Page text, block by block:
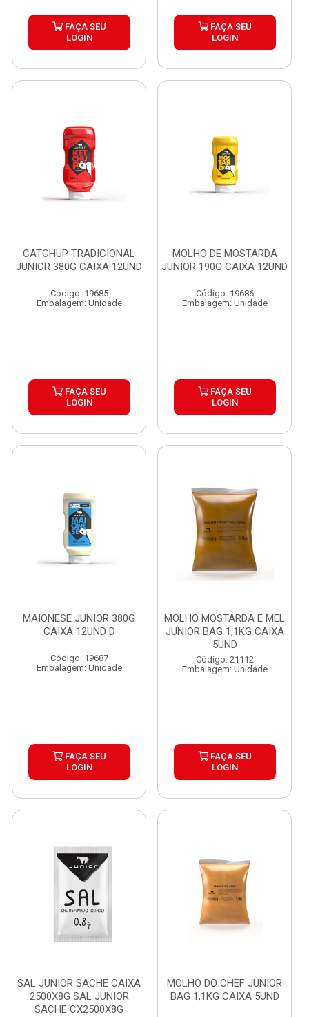
FAÇA SEU
LOGIN
FAÇA SEU
LOGIN
CATCHUP TRADICIONAL
JUNIOR 380G CAIXA 12UND
Código: 19685
Embalagem: Unidade
FAÇA SEU
LOGIN
MOLHO DE MOSTARDA
JUNIOR 190G CAIXA 12UND
Código: 19686
Embalagem: Unidade
FAÇA SEU
LOGIN
MAIONESE JUNIOR 380G
CAIXA 12UND D
Código: 19687
Embalagem: Unidade
FAÇA SEU
LOGIN
MOLHO MOSTARDA E MEL
JUNIOR BAG 1,1KG CAIXA
5UND
Código: 21112
Embalagem: Unidade
FAÇA SEU
LOGIN
SAL JUNIOR SACHE CAIXA
2500X8G SAL JUNIOR
SACHE CX2500X8G
MOLHO DO CHEF JUNIOR
BAG 1,1KG CAIXA 5UND